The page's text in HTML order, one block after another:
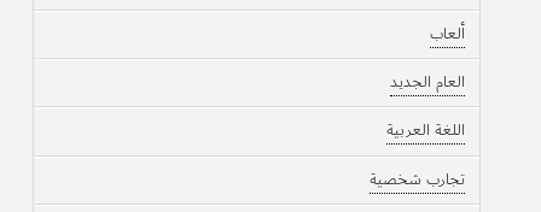
ألعاب
العام الجديد
اللغة العربية
تجارب شخصية